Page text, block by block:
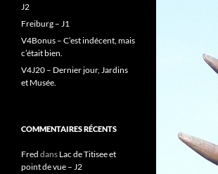
J2
Freiburg – J1
V4Bonus – C’est indécent, mais
c’était bien.
V4J20 – Dernier jour, Jardins
et Musée.
COMMENTAIRES RÉCENTS
Fred dans Lac de Titisee et
point de vue – J2